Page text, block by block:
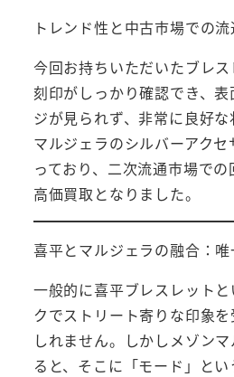
トレンド性と中古市場での
今回お持ちいただいたブレ
刻印がしっかり確認でき、
ジが見られず、非常に良好な
マルジェラのシルバーアク
っており、二次流通市場での
高価買取となりました。
喜平とマルジェラの融合：
一般的に喜平ブレスレット
クでストリート寄りな印象
しれません。しかしメゾン
ると、そこに「モード」と